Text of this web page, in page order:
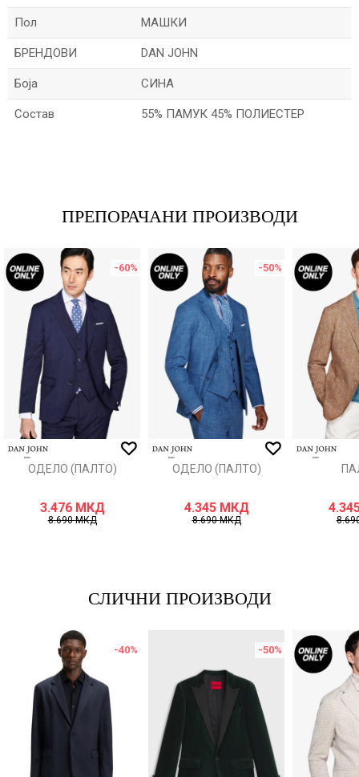
Пол МАШКИ
БРЕНДОВИ DAN JOHN
Боја СИНА
Состав 55% ПАМУК 45% ПОЛИЕСТЕР
Порака
ИСПРАТИ
ПРЕПОРАЧАНИ ПРОИЗВОДИ
-60%
ОДЕЛО (ПАЛТО)
3.476 МКД
8.690МКД
-50%
ОДЕЛО (ПАЛТО)
4.345 МКД
8.690МКД
СЛИЧНИ ПРОИЗВОДИ
-40% -50%